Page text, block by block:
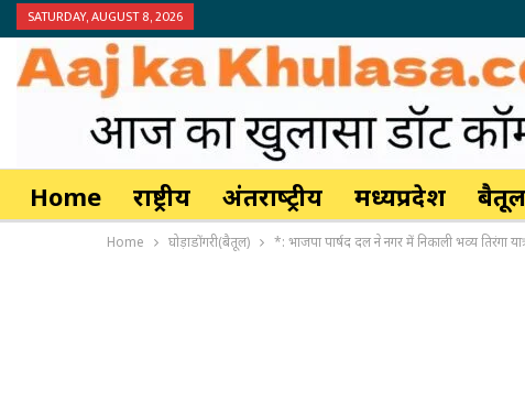
SATURDAY, AUGUST 8, 2026
Home राष्ट्रीय अंतर्राष्‍ट्रीय मध्यप्रदेश
Home घोड़ाडोंगरी(बैतूल) *: भाजपा पार्षद दल ने नगर में निकाली भव्य तिरंगा